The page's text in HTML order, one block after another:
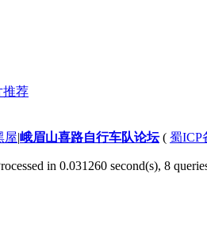
推荐
屋|峨眉山喜路自行车队论坛( 蜀ICP
in 0.031260 second(s), 8